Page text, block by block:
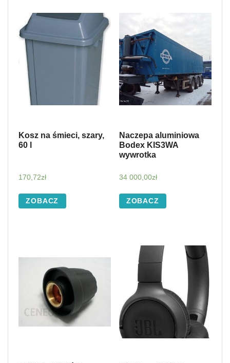
Kosz na śmieci, szary,
60 l
170,72zł
ZOBACZ
Naczepa aluminiowa
Bodex KIS3WA
wywrotka
34 000,00zł
ZOBACZ